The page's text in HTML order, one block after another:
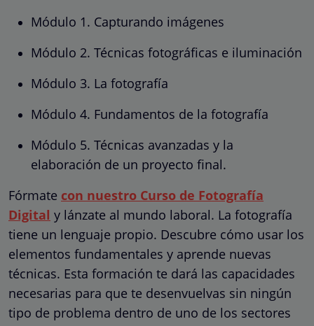
Módulo 1. Capturando imágenes
Módulo 2. Técnicas fotográficas e iluminación
Módulo 3. La fotografía
Módulo 4. Fundamentos de la fotografía
Módulo 5. Técnicas avanzadas y la
elaboración de un proyecto final.
Fórmate con nuestro Curso de Fotografía
Digital y lánzate al mundo laboral. La fotografía
tiene un lenguaje propio. Descubre cómo usar los
elementos fundamentales y aprende nuevas
técnicas. Esta formación te dará las capacidades
necesarias para que te desenvuelvas sin ningún
tipo de problema dentro de uno de los sectores